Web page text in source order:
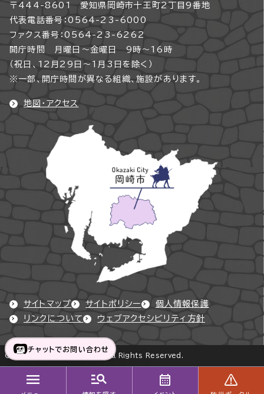
〒444-8601 愛知県岡崎市十王町2丁目9番地
代表電話番号：0564-23-6000
ファクス番号：0564-23-6262
開庁時間 月曜日～金曜日 9時～16時
（祝日、12月29日～1月3日を除く）
※一部、開庁時間が異なる組織、施設があります。
地図・アクセス
サイトマップ サイトポリシー
個人情報保護
リンクについて
ウェブアクセシビリティ方針
Copyright © Okazaki City All Rights Reserved.
チャットでお問い合わせ